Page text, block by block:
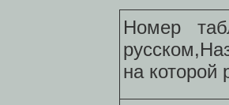
Номер
на которой